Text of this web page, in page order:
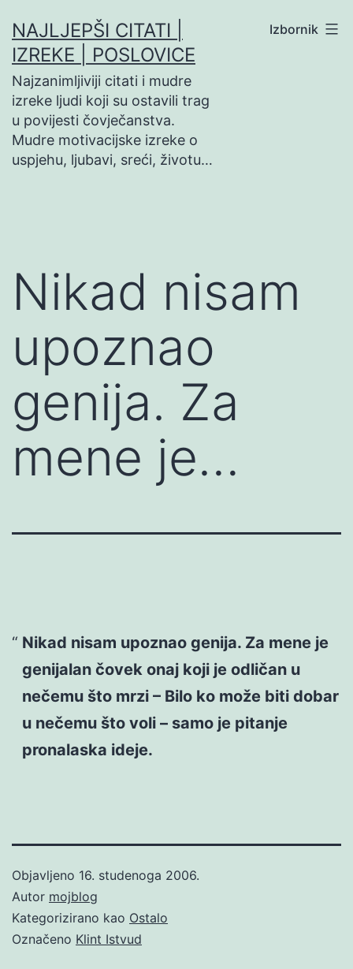
na
sadržaj
NAJLJEPŠI CITATI |
IZREKE | POSLOVICE
Najzanimljiviji citati i mudre
izreke ljudi koji su ostavili trag
u povijesti čovječanstva.
Mudre motivacijske izreke o
uspjehu, ljubavi, sreći, životu…
Izbornik
Nikad nisam
upoznao
genija. Za
mene je…
Nikad nisam upoznao genija. Za mene je
genijalan čovek onaj koji je odličan u
nečemu što mrzi – Bilo ko može biti dobar
u nečemu što voli – samo je pitanje
pronalaska ideje.
Objavljeno 16. studenoga 2006.
Autor mojblog
Kategorizirano kao Ostalo
Označeno Klint Istvud